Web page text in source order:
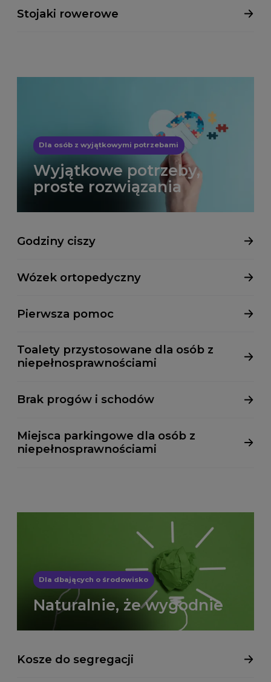
Stojaki rowerowe
Dla osób z wyjątkowymi potrzebami
Wyjątkowe potrzeby,
proste rozwiązania
Godziny ciszy
Wózek ortopedyczny
Pierwsza pomoc
Toalety przystosowane dla osób z
niepełnosprawnościami
Brak progów i schodów
Miejsca parkingowe dla osób z
niepełnosprawnościami
Dla dbających o środowisko
Naturalnie, że wygodnie
Kosze do segregacji